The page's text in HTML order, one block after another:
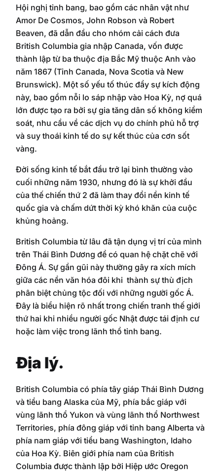
Hội nghị tỉnh bang, bao gồm các nhân vật như
Amor De Cosmos, John Robson và Robert
Beaven, đã dẫn đầu cho nhóm cải cách đưa
British Columbia gia nhập Canada, vốn được
thành lập từ ba thuộc địa Bắc Mỹ thuộc Anh vào
năm 1867 (Tỉnh Canada, Nova Scotia và New
Brunswick). Một số yếu tố thúc đẩy sự kích động
này, bao gồm nỗi lo sáp nhập vào Hoa Kỳ, nợ quá
lớn được tạo ra bởi sự gia tăng dân số không kiểm
soát, nhu cầu về các dịch vụ do chính phủ hỗ trợ
và suy thoái kinh tế do sự kết thúc của cơn sốt
vàng.
Đời sống kinh tế bắt đầu trở lại bình thường vào
cuối những năm 1930, nhưng đó là sự khởi đầu
của thế chiến thứ 2 đã làm thay đổi nền kinh tế
quốc gia và chấm dứt thời kỳ khó khăn của cuộc
khủng hoảng.
British Columbia từ lâu đã tận dụng vị trí của mình
trên Thái Bình Dương để có quan hệ chặt chẽ với
Đông Á. Sự gần gũi này thường gây ra xích mích
giữa các nền văn hóa đôi khi thành sự thù địch
phân biệt chủng tộc đối với những người gốc Á.
Đây là biểu hiện rõ nhất trong chiến tranh thế giới
thứ hai khi nhiều người gốc Nhật được tái định cư
hoặc làm việc trong lãnh thổ tỉnh bang.
Địa lý.
British Columbia có phía tây giáp Thái Bình Dương
và tiểu bang Alaska của Mỹ, phía bắc giáp với
vùng lãnh thổ Yukon và vùng lãnh thổ Northwest
Territories, phía đông giáp với tỉnh bang Alberta và
phía nam giáp với tiểu bang Washington, Idaho
của Hoa Kỳ. Biên giới phía nam của British
Columbia được thành lập bởi Hiệp ước Oregon